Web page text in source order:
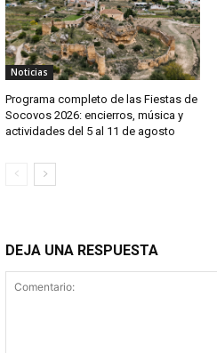
Noticias
Programa completo de las Fiestas de
Socovos 2026: encierros, música y
actividades del 5 al 11 de agosto
DEJA UNA RESPUESTA